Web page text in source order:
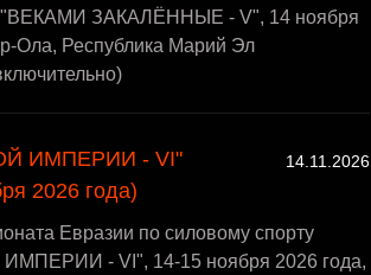
"ВЕКАМИ ЗАКАЛЁННЫЕ - V", 14 ноября
Ола, Республика Марий Эл
14.11.2026
ИМПЕРИИ - VI"
2026 года)
Евразии по силовому спорту
- VI", 14-15 ноября 2026 года,